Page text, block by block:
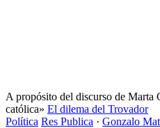
A propósito del discurso de Marta
católica» El dilema del Trovador
Política Res Publica · Gonzalo